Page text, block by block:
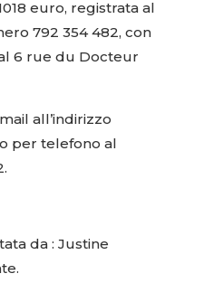
euro, registrata al
792 354 482, con
6 rue du Docteur
all’indirizzo
per telefono al
da : Justine